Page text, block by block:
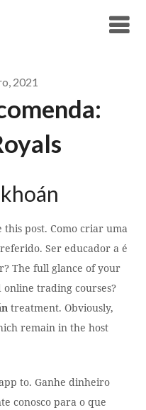
2021
post. Como criar uma
Ser educador a é
The full glance of your
trading courses?
treatment. Obviously,
remain in the host
to. Ganhe dinheiro
conosco para o que